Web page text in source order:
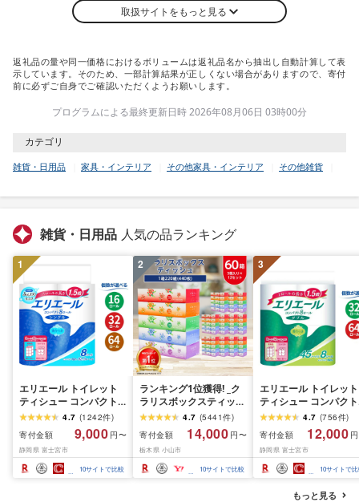
取扱サイトをもっと見る
返礼品の量や同一価格におけるボリュームは返礼品名から抽出し自動計算して表
示しています。そのため、一部計算結果が正しくない場合がありますので、寄付
前に必ずご自身でご確認いただくようお願いします。
プログラムによる最終更新日時 2026年08月06日 03時00分
カテゴリ
雑貨・日用品 家具・インテリア その他家具・インテリア その他雑貨
雑貨・日用品 人気の品ランキング
1
エリエール トイレット
ティシュー コンパクト
シングル [個数が選べ
る:16・32・64 ロール]
1.5倍巻 82.5m トイレッ
トペーパー シングル パ
ルプ100% 香りつき 日用
品 消耗品 備蓄 ふるさと
4.7 (1242件)
寄付金額
9,000 円〜
静岡県 富士宮市
10サイトで比較
2
ランキング1位獲得! _ク
ラリスボックスティッシ
ュ60箱(1箱220組(440
枚))(5個入り×12セット)_
ティッシュ ティッシュ
ペーパー 日用品 常備品
生活用品 まとめ買い [配
送不可地域:離島・沖縄
4.7 (5441件)
寄付金額
14,000 円〜
栃木県 小山市
10サイトで比較
3
エリエール トイレット
ティシュー コンパクト
ダブル [選べるロール
数:32・64 ロール] 1.5
巻 45m トイレットペ
パー ダブル パルプ
香りつき 日用品 消耗
備蓄 ふるさと納税 ふ
さと 送料無料 静岡県
4.7 (756件)
寄付金額
12,000
静岡県 富士宮市
10サイトで
もっと見る